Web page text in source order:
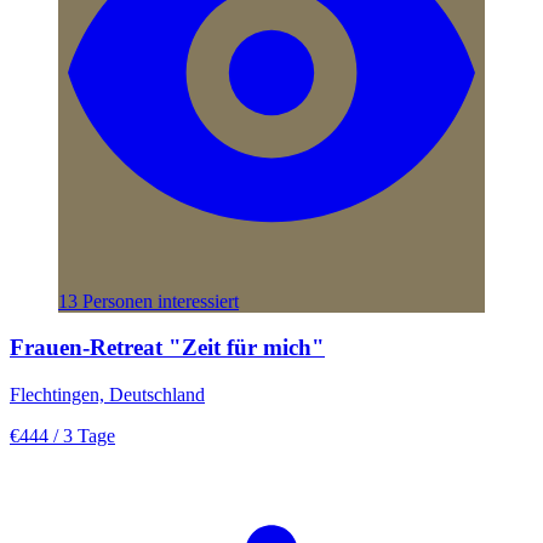
13 Personen interessiert
Frauen-Retreat "Zeit für mich"
Flechtingen, Deutschland
€444 / 3 Tage